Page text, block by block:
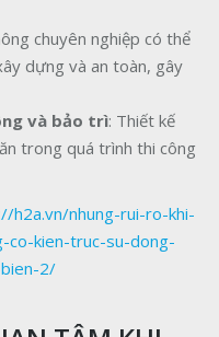
chuyên nghiệp có thể
dựng và an toàn, gây
và bảo trì: Thiết kế
trong quá trình thi công
h2a.vn/nhung-rui-ro-khi-
co-kien-truc-su-dong-
2/